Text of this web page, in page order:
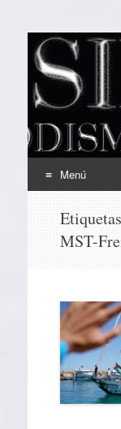
EL
Periodismo
Menú
contenido
MST-